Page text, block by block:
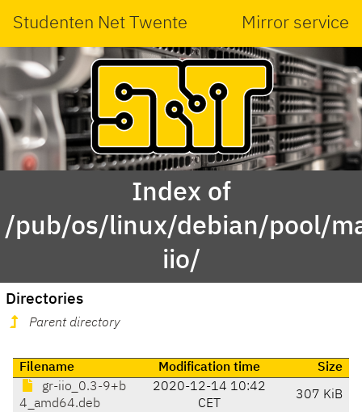
Studenten Net Twente Mirror service
Index of
/pub/os/linux/debian/pool/
iio/
Directories
Parent directory
Filename Modification time
Size
gr-iio_0.3-9+b
4_amd64.deb
2020-12-14 10:42
CET
307 KiB